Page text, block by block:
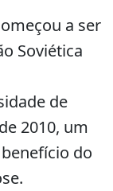
a ser
Soviética
de
2010, um
do